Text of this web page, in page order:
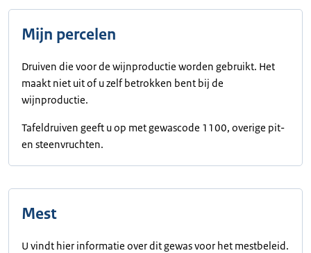
Mijn percelen
Druiven die voor de wijnproductie worden gebruikt. Het
maakt niet uit of u zelf betrokken bent bij de
wijnproductie.
Tafeldruiven geeft u op met gewascode 1100, overige pit-
en steenvruchten.
Mest
U vindt hier informatie over dit gewas voor het mestbeleid.